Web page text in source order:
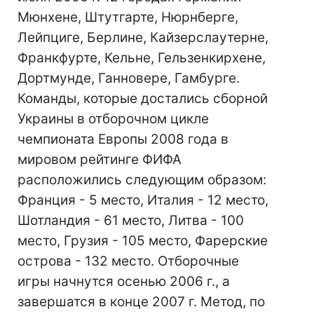
Мюнхене, Штутгарте, Нюрнберге,
Лейпциге, Берлине, Кайзерслаутерне,
Франкфурте, Кельне, Гельзенкирхене,
Дортмунде, Ганновере, Гамбурге.
Команды, которые достались сборной
Украины в отборочном цикле
чемпионата Европы 2008 года в
мировом рейтинге ФИФА
расположились следующим образом:
Франция - 5 место, Италия - 12 место,
Шотландия - 61 место, Литва - 100
место, Грузия - 105 место, Фарерские
острова - 132 место. Отборочные
игры начнутся осенью 2006 г., а
завершатся в конце 2007 г. Метод, по